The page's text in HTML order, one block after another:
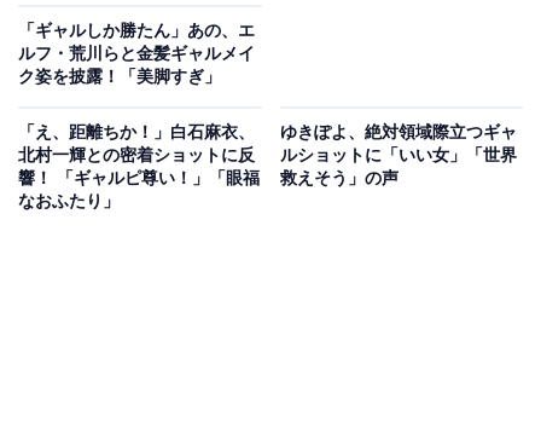
「ギャルしか勝たん」あの、エ
ルフ・荒川らと金髪ギャルメイ
ク姿を披露！「美脚すぎ」
「え、距離ちか！」白石麻衣、
北村一輝との密着ショットに反
響！ 「ギャルピ尊い！」「眼福
なおふたり」
ゆきぽよ、絶対領域際立つギャ
ルショットに「いい女」「世界
救えそう」の声